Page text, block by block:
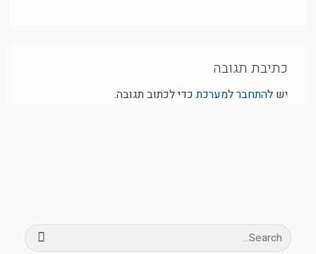
כתיבת תגובה
יש להתחבר למערכתכדי לכתוב תגובה.